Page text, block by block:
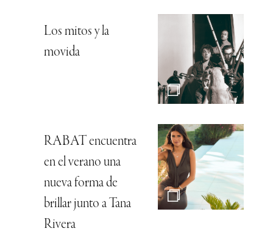
Los mitos y la
movida
RABAT encuentra
en el verano una
nueva forma de
brillar junto a Tana
Rivera